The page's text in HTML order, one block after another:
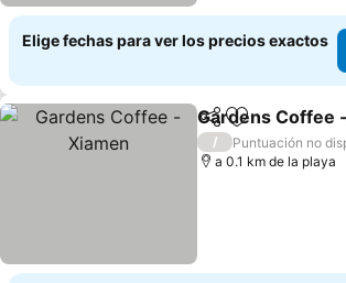
Elige fechas para ver los precios exactos
CompartirAgregar a
Gardens Coffee
/
Puntuación no
a 0.1 km de la playa